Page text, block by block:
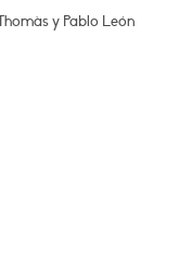
y Pablo León